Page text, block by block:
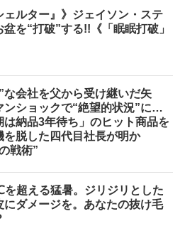
ェルター』》ジェイソン・ステ
盆を“打破”する!!《「眠眠打破」
な会社を父から受け継いだ矢
ンショックで“絶望的状況”に…
納品3年待ち」のヒット商品を
を脱した四代目社長が明か
戦術”
超える猛暑。ジリジリとした
にダメージを。あなたの抜け毛